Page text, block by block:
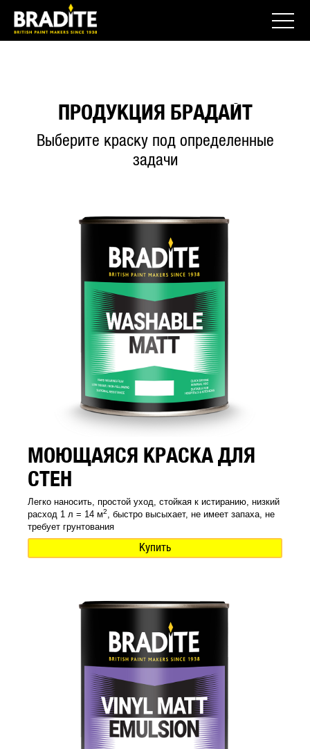
ПРОДУКЦИЯ БРАДАЙТ
Выберите краску под определенные
задачи
МОЮЩАЯСЯ КРАСКА ДЛЯ
СТЕН
Легко наносить, простой уход, стойкая к истиранию, низкий
расход 1 л = 14 м2
, быстро высыхает, не имеет запаха, не
требует грунтования
Купить